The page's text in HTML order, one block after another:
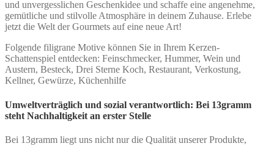
und unvergesslichen Geschenkidee und schaffe eine angenehme,
gemütliche und stilvolle Atmosphäre in deinem Zuhause. Erlebe
jetzt die Welt der Gourmets auf eine neue Art!
Folgende filigrane Motive können Sie in Ihrem Kerzen-
Schattenspiel entdecken: Feinschmecker, Hummer, Wein und
Austern, Besteck, Drei Sterne Koch, Restaurant, Verkostung,
Kellner, Gewürze, Küchenhilfe
Umweltverträglich und sozial verantwortlich: Bei 13gramm
steht Nachhaltigkeit an erster Stelle
Bei 13gramm liegt uns nicht nur die Qualität unserer Produkte,